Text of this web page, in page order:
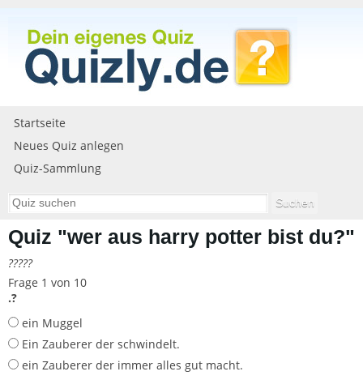
Startseite
Neues Quiz anlegen
Quiz-Sammlung
Quiz "wer aus harry potter bist du?"
?????
Frage 1 von 10
.?
ein Muggel
Ein Zauberer der schwindelt.
ein Zauberer der immer alles gut macht.